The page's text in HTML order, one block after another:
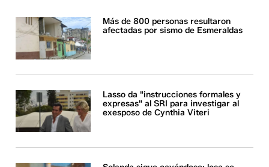
Más de 800 personas resultaron
afectadas por sismo de Esmeraldas
Lasso da "instrucciones formales y
expresas" al SRI para investigar al
exesposo de Cynthia Viteri